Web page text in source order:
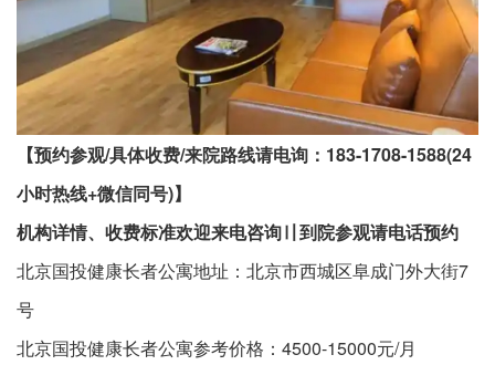
【预约参观/具体收费/来院路线请电询：183-1708-1588(24
小时热线+微信同号)】
机构详情、收费标准欢迎来电咨询〢到院参观请电话预约
北京国投健康长者公寓地址：北京市西城区阜成门外大街7
号
北京国投健康长者公寓参考价格：4500-15000元/月